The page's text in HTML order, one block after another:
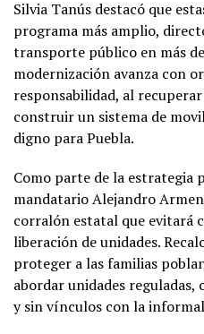
Silvia Tanús destacó que
programa más amplio,
transporte público en más
modernización avanza con
responsabilidad, al
construir un sistema de
digno para Puebla.
Como parte de la estrategia
mandatario Alejandro
corralón estatal que evitará
liberación de unidades.
proteger a las familias
abordar unidades
y sin vínculos con la